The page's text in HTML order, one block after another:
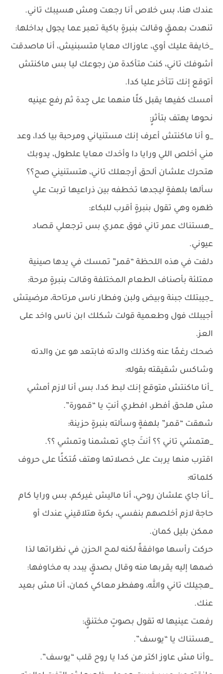
عندك هنا، بس خلاص أنا رجعت ومش هسيبك تاني.
تنهدت بعمقٍ وقالت بنبرةٍ باكية تعبر عما يجول بداخلها:
_خايفة عليك أوي، عاوزاك معايا متسبنيش، أنا ماصدقت
أشوفك تاني، كنت متأكدة من رجوعك ليا بس ماكنتش
أتوقع إنك تتأخر عليا كدا.
أمسك كفيها يقبل كلًا منهما على حٍدة ثم رفع عينيه
نحوها يهتف بتأثرٍ:
_و أنا ماكنتش أعرف إنك مستنياني ومرحبة بيا كدا، وعد
مني أخلص اللي ورايا دا وأخدك معايا علطول، يدوبك
هتحرك علشان ألحق أرجعلك تاني، هتستنيني صح؟؟
سألها بلهفةٍ ليجدها تخطفه بين ذراعيها تربت علي
ظهره وهي تقول بنبرةٍ أقرب للبكاء:
_هستناك عمر تاني فوق عمري بس ترجعلي قصاد
عيوني.
دلفت في هذه اللحظة “قمر” تمسك في يدها صينية
ممتلئة بأصناف الطعام المختلفة وقالت بنبرةٍ مرحة:
_جيبتلك جبنة وبيض ولبن وفطار ناس مرتاحة، مرضيتش
أجيبلك فول وطعمية قولت شكلك ابن ناس واخد على
العز.
ضحك رغمًا عنه وكذلك والدته فابتعد هو عن والدته
وشاكس شقيقته بقوله:
_أنا ماكنتش متوقع إنك لبط كدا، بس أنا لازم أمشي
مش هلحق أفطر، افطري أنتِ يا “قمورة”.
شهقت “قمر” بلهفةٍ وسألته بنبرةٍ حزينة:
_هتمشي تاني ؟؟ أنتَ جاي تعشمنا وتمشي ؟؟.
اقترب منها يربت على خصلاتها وهتف مُتكئًا على حروف
كلماته:
_أنا جاي علشان روحي، أنا ماليش غيركم، بس ورايا كام
حاجة لازم أخلصهم بنفسي، بكرة هتلاقيني عندك أو
ممكن بليل كمان.
حركت رأسها موافقةً لكنه لمح الحزن في نظراتها لذا
ضمها إليه يقربها منه وقال بصدقٍ يبدد به مخاوفها:
_هجيلك تاني والله، وهفطر معاكي كمان، أنا مش بعيد
عنك.
رفعت عينيها له تقول بصوتٍ مختنقٍ:
_هستناك يا “يوسف”.
_وأنا مش عاوز اكتر من كدا يا روح قلب “يوسف”.